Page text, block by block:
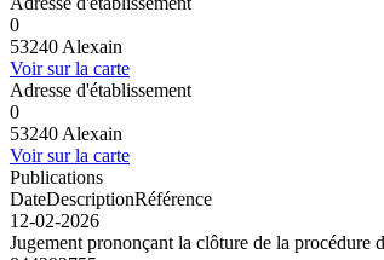
0
53240 Alexain
Voir sur la carte
Adresse d'établissement
0
53240 Alexain
Voir sur la carte
Publications
DateDescriptionRéférence
12-02-2026
Jugement prononçant la clôture de la